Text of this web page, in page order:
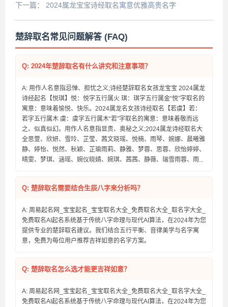
下一篇： 2024属龙宝宝诗经取名寓意优雅高贵名字
楚辞取名常见问题解答 (FAQ)
Q: 2024年楚辞取名有什么讲究和注意事项？
A: 用作人名意指忌惮、担忧之义;诗经楚辞取名女孩龙宝宝 2024属龙
诗经起名【悦琪】悦：悦字五行属火 琪：琪字五行属金“悦”字取名的
寓意：意味着愉悦、快乐。2024属龙名女孩诗经取名【若虞】若：
若字五行属木 虞：虞字五行属木“若”字取名的寓意：意味着敬而远
之、似真似幻。用作人名意指显贵、奥秘之义;2024属龙诗经取名大
全思萱、欣妍、雪玲、芷莹、茜文晓瑶、悦楠、雨琴、婉娜、晨曦雅
静、婷怡、悦然、秋颖、芷瑜雨莉、静雅、梦蓉、思蓉、欣怡婷婷、
晴雯、梦琪、涵瑶、婉仪晓婧、婉琪、茜茜、静薇、瑞雪雨蓉、雨...
Q: 楚辞取名需要结合生辰八字来分析吗？
A: 周易起名网_宝宝起名_宝宝取名大全_免费取名大全_取名字大全_
免费取名AI起名系统基于传统八字命理与现代AI算法，在2024年为您
提供专业的楚辞取名建议。我们结合五行平衡、音律美学与名字寓
意，免费为每位用户推荐吉祥如意的名字方案。
Q: 楚辞取名怎么选才能更吉祥如意？
A: 周易起名网_宝宝起名_宝宝取名大全_免费取名大全_取名字大全_
免费取名AI起名系统基于传统八字命理与现代AI算法，在2024年为您